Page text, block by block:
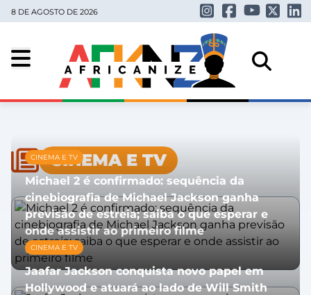
8 DE AGOSTO DE 2026
CINEMA E TV
CINEMA E TV
Michael 2 é confirmado: sequência da
cinebiografia de Michael Jackson ganha
previsão de estreia; saiba o que esperar e
onde assistir ao primeiro filme
07/08/2026
CINEMA E TV
Jaafar Jackson conquista novo papel em
Hollywood e atuará ao lado de Will Smith